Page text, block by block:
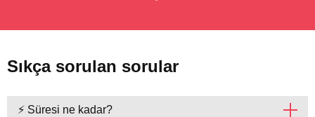
Sıkça sorulan sorular
⚡ Süresi ne kadar?